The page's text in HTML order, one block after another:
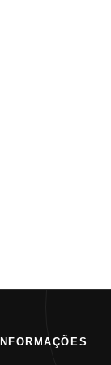
INFORMAÇÕES